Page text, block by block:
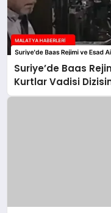
Suriye’de Baas
Kurtlar Vadisi
Oldu